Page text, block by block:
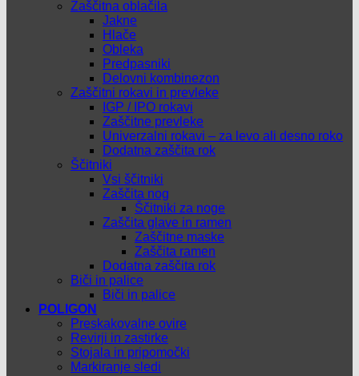
Zaščitna oblačila
Jakne
Hlače
Obleka
Predpasniki
Delovni kombinezon
Zaščitni rokavi in prevleke
IGP / IPO rokavi
Zaščitne prevleke
Univerzalni rokavi – za levo ali desno roko
Dodatna zaščita rok
Ščitniki
Vsi ščitniki
Zaščita nog
Ščitniki za noge
Zaščita glave in ramen
Zaščitne maske
Zaščita ramen
Dodatna zaščita rok
Biči in palice
Biči in palice
POLIGON
Preskakovalne ovire
Revirji in zastirke
Stojala in pripomočki
Markiranje sledi